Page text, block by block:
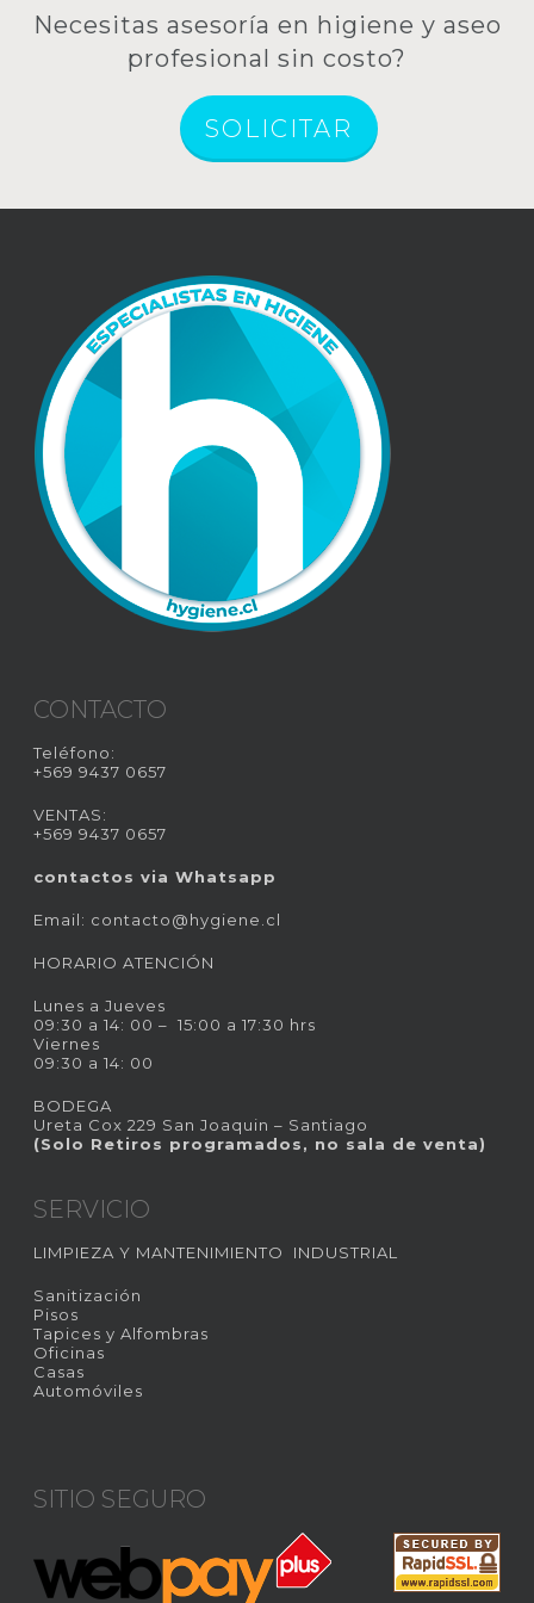
Necesitas asesoría en higiene y aseo
profesional sin costo?
SOLICITAR
CONTACTO
Teléfono:
+569 9437 0657
VENTAS:
+569 9437 0657
contactos via Whatsapp
Email: contacto@hygiene.cl
HORARIO ATENCIÓN
Lunes a Jueves
09:30 a 14: 00 – 15:00 a 17:30 hrs
Viernes
09:30 a 14: 00
BODEGA
Ureta Cox 229 San Joaquin – Santiago
(Solo Retiros programados, no sala de venta)
SERVICIO
LIMPIEZA Y MANTENIMIENTO INDUSTRIAL
Sanitización
Pisos
Tapices y Alfombras
Oficinas
Casas
Automóviles
SITIO SEGURO